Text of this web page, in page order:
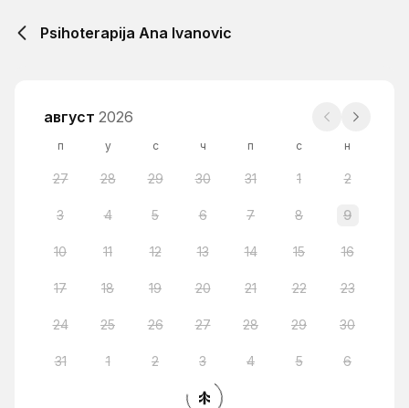
Psihoterapija Ana Ivanovic
август 2026
п у с ч п с н
27 28 29 30 31 1 2
3 4 5 6 7 8 9
10 11 12 13 14 15 16
17 18 19 20 21 22 23
24 25 26 27 28 29 30
31 1 2 3 4 5 6